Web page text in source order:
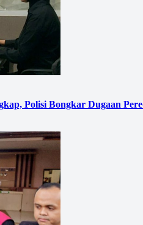
Polisi Bongkar Dugaan